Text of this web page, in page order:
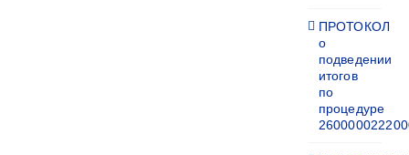
ПРОТОКОЛ
о
подведении
итогов
по
процедуре